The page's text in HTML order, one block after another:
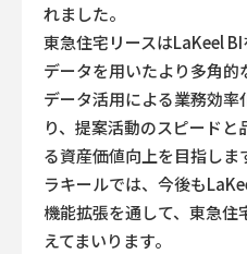
れました。
東急住宅リースはLaKeel
データを用いたより多角
データ活用による業務効率
り、提案活動のスピード
る資産価値向上を目指しま
ラキールでは、今後も
機能拡張を通して、東急住
えてまいります。